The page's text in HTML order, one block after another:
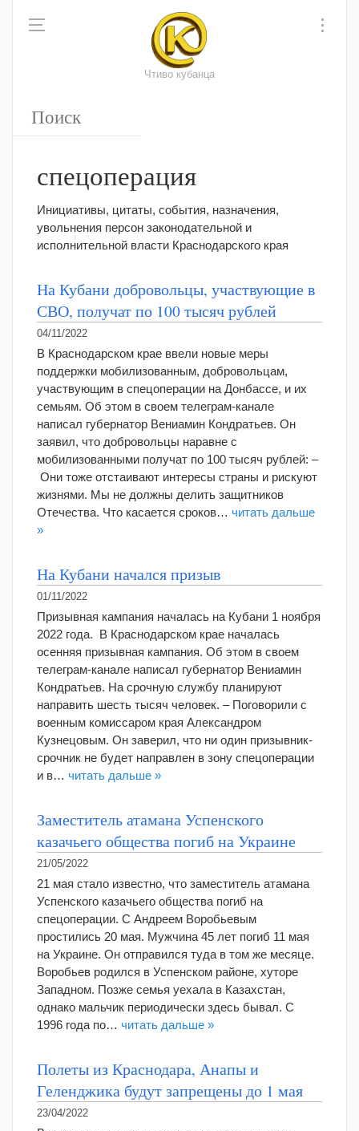
Чтиво кубанца
спецоперация
Инициативы, цитаты, события, назначения,
увольнения персон законодательной и
исполнительной власти Краснодарского края
На Кубани добровольцы, участвующие в
СВО, получат по 100 тысяч рублей
04/11/2022
В Краснодарском крае ввели новые меры
поддержки мобилизованным, добровольцам,
участвующим в спецоперации на Донбассе, и их
семьям. Об этом в своем телеграм-канале
написал губернатор Вениамин Кондратьев. Он
заявил, что добровольцы наравне с
мобилизованными получат по 100 тысяч рублей: –
Они тоже отстаивают интересы страны и рискуют
жизнями. Мы не должны делить защитников
Отечества. Что касается сроков… читать дальше
»
На Кубани начался призыв
01/11/2022
Призывная кампания началась на Кубани 1 ноября
2022 года. В Краснодарском крае началась
осенняя призывная кампания. Об этом в своем
телеграм-канале написал губернатор Вениамин
Кондратьев. На срочную службу планируют
направить шесть тысяч человек. – Поговорили с
военным комиссаром края Александром
Кузнецовым. Он заверил, что ни один призывник-
срочник не будет направлен в зону спецоперации
и в… читать дальше »
Заместитель атамана Успенского
казачьего общества погиб на Украине
21/05/2022
21 мая стало известно, что заместитель атамана
Успенского казачьего общества погиб на
спецоперации. С Андреем Воробьевым
простились 20 мая. Мужчина 45 лет погиб 11 мая
на Украине. Он отправился туда в том же месяце.
Воробьев родился в Успенском районе, хуторе
Западном. Позже семья уехала в Казахстан,
однако мальчик периодически здесь бывал. С
1996 года по… читать дальше »
Полеты из Краснодара, Анапы и
Геленджика будут запрещены до 1 мая
23/04/2022